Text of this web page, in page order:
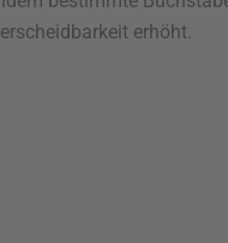
erhöht.